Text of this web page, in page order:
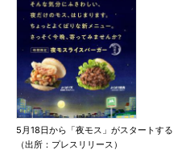
5月18日から「夜モス」がスタートする
（出所：プレスリリース）